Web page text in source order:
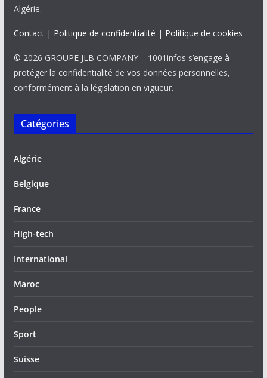
Algérie.
Contact| Politique de confidentialité | Politique de cookies
© 2026 GROUPE JLB COMPANY – 1001infos s’engage à
protéger la confidentialité de vos données personnelles,
conformément à la législation en vigueur.
Catégories
Algérie
Belgique
France
High-tech
International
Maroc
People
Sport
Suisse